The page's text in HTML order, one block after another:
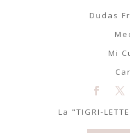
Dudas
Mi
La "TIGRI-